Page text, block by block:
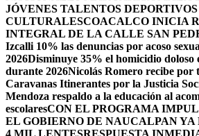
JÓVENES TALENTOS DEPORTIVOS
CULTURALESCOACALCO INICIA
INTEGRAL DE LA CALLE SAN
Izcalli 10% las denuncias por acoso
2026Disminuye 35% el homicidio
durante 2026Nicolás Romero recibe por
Caravanas Itinerantes por la Justicia
Mendoza respaldo a la educación al
escolaresCON EL PROGRAMA
EL GOBIERNO DE NAUCALPAN YA
4 MIL LENTESRESPUESTA